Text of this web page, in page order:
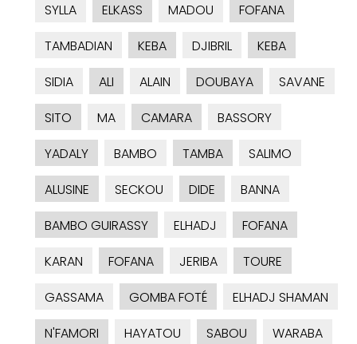
SYLLA
ELKASS MADOU
FOFANA
TAMBADIAN
KEBA DJIBRIL
KEBA
SIDIA
ALI ALAIN DOUBAYA
SAVANE
SITO
MA CAMARA
BASSORY
YADALY
BAMBO TAMBA
SALIMO
ALUSINE
SECKOU DIDE
BANNA
BAMBO GUIRASSY
ELHADJ
FOFANA
KARAN
FOFANA JERIBA
TOURE
GASSAMA
GOMBA FOTÉ
ELHADJ SHAMAN
N'FAMORI
HAYATOU SABOU
WARABA